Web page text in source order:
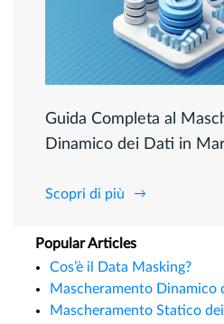
Guida Completa al
Dinamico dei Dati in
Scopri di più
Popular Articles
Cos’è il Data Masking?
Mascheramento Dinamico
Mascheramento Statico